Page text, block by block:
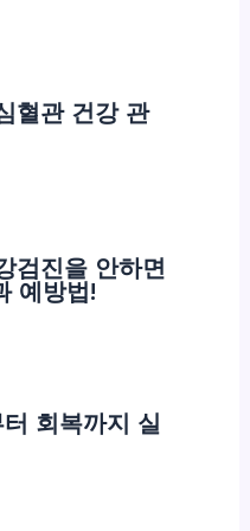
혈관 건강 관
검진을 안하면
예방법!
회복까지 실